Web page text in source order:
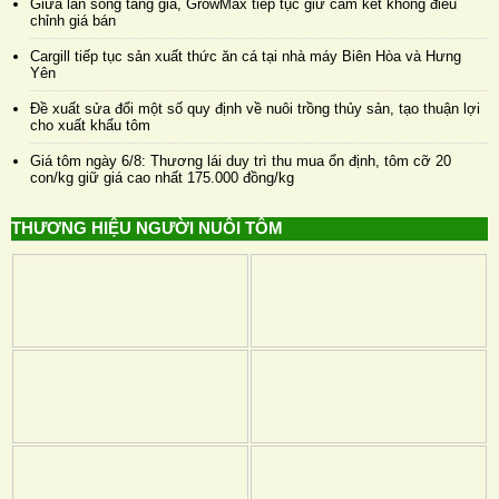
Giữa làn sóng tăng giá, GrowMax tiếp tục giữ cam kết không điều
chỉnh giá bán
Cargill tiếp tục sản xuất thức ăn cá tại nhà máy Biên Hòa và Hưng
Yên
Đề xuất sửa đổi một số quy định về nuôi trồng thủy sản, tạo thuận lợi
cho xuất khẩu tôm
Giá tôm ngày 6/8: Thương lái duy trì thu mua ổn định, tôm cỡ 20
con/kg giữ giá cao nhất 175.000 đồng/kg
THƯƠNG HIỆU NGƯỜI NUÔI TÔM